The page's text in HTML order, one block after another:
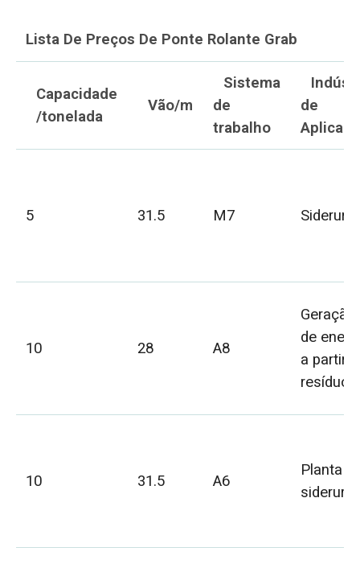
Lista De Preços De Ponte Rolante Grab
Capacidade
/tonelada
Vão/m
Sistema
de
trabalho
de
5 31.5 M7
10 28 A8
Geração
de
a partir
resíduos
10 31.5 A6
Planta